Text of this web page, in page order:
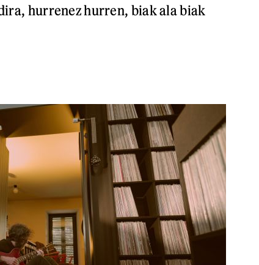
hurrenez hurren, biak ala biak